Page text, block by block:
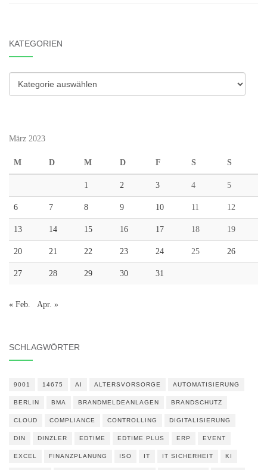
KATEGORIEN
Kategorien
März 2023
M D M D F S S
1 2 3 4 5
6 7 8 9 10 11 12
13 14 15 16 17 18 19
20 21 22 23 24 25 26
27 28 29 30 31
« Feb. Apr. »
SCHLAGWÖRTER
9001 14675 AI ALTERSVORSORGE AUTOMATISIERUNG
BERLIN BMA BRANDMELDEANLAGEN BRANDSCHUTZ
CLOUD COMPLIANCE CONTROLLING DIGITALISIERUNG
DIN DINZLER EDTIME EDTIME PLUS ERP EVENT
EXCEL FINANZPLANUNG ISO IT IT SICHERHEIT KI